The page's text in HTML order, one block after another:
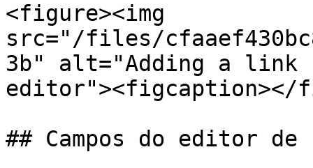
<figure><img
src="/files/
3b" alt="Adding a
editor"><figcaption></
## Campos do editor